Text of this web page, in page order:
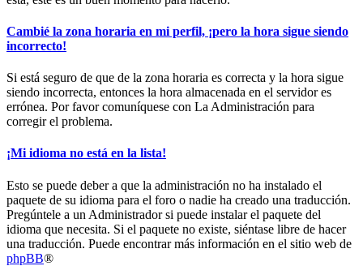
Cambié la zona horaria en mi perfil, ¡pero la hora sigue siendo
incorrecto!
Si está seguro de que de la zona horaria es correcta y la hora sigue
siendo incorrecta, entonces la hora almacenada en el servidor es
errónea. Por favor comuníquese con La Administración para
corregir el problema.
¡Mi idioma no está en la lista!
Esto se puede deber a que la administración no ha instalado el
paquete de su idioma para el foro o nadie ha creado una traducción.
Pregúntele a un Administrador si puede instalar el paquete del
idioma que necesita. Si el paquete no existe, siéntase libre de hacer
una traducción. Puede encontrar más información en el sitio web de
phpBB®